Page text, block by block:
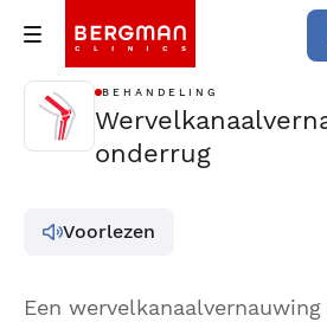
BEHANDELING
onderrug
Voorlezen
Een